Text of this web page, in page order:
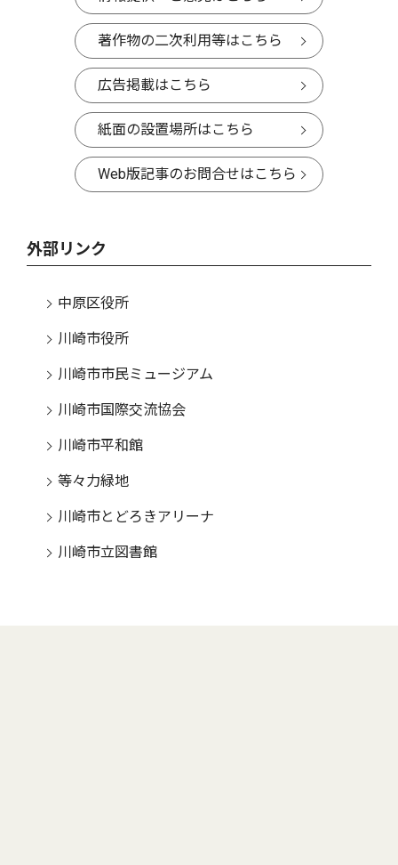
著作物の二次利用等はこちら
広告掲載はこちら
紙面の設置場所はこちら
Web版記事のお問合せはこちら
外部リンク
中原区役所
川崎市役所
川崎市市民ミュージアム
川崎市国際交流協会
川崎市平和館
等々力緑地
川崎市とどろきアリーナ
川崎市立図書館